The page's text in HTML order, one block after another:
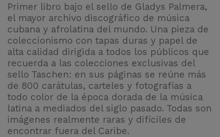
Primer libro bajo el sello de Gladys Palmera,
el mayor archivo discográfico de música
cubana y afrolatina del mundo. Una pieza de
coleccionismo con tapas duras y papel de
alta calidad dirigida a todos los públicos que
recuerda a las colecciones exclusivas del
sello Taschen: en sus páginas se reúne más
de 800 carátulas, carteles y fotografías a
todo color de la época dorada de la música
latina a mediados del siglo pasado. Todas son
imágenes realmente raras y difíciles de
encontrar fuera del Caribe.